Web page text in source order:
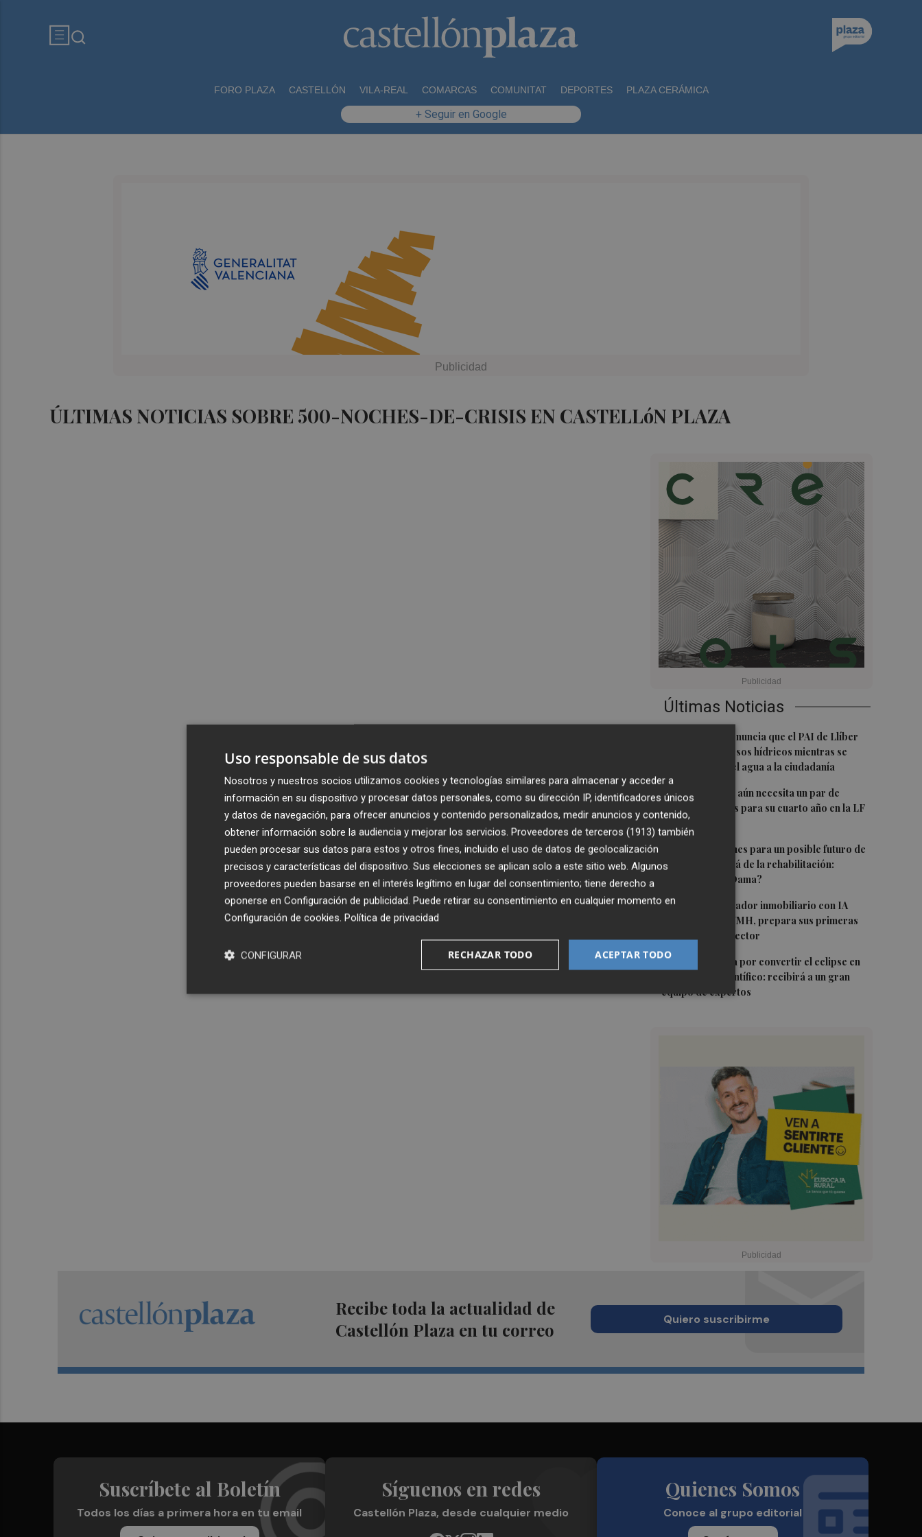
FORO PLAZA CASTELLÓN VILA-REAL COMARCAS COMUNITAT DEPORTES PLAZA CERÁMICA
+ Seguir en Google
ÚLTIMAS NOTICIAS SOBRE 500-NOCHES-DE-CRISIS EN CASTELLóN PLAZA
Últimas Noticias
Salvem la Vall denuncia que el PAI de Llíber
avanza sin recursos hídricos mientras se
exige racionar el agua a la ciudadanía
2 El Hozono Jairis aún necesita un par de
incorporaciones para su cuarto año en la LF
Endesa
3
Ruz ya hace planes para un posible futuro de
Clarisas, más allá de la rehabilitación:
¿retorno de la Dama?
4 ViviFind, el buscador inmobiliario con IA
surgido del PCUMH, prepara sus primeras
alianzas con el sector
5Castelló apuesta por convertir el eclipse en
un referente científico: recibirá a un gran
equipo de expertos
Recibe toda la actualidad de
Castellón Plaza en tu correo
Quiero suscribirme
Suscríbete al Boletín
Todos los días a primera hora en tu email
Síguenos en redes
Castellón Plaza, desde cualquier medio
Quienes Somos
Conoce al grupo editorial
Uso responsable de sus datos
Nosotros y nuestros socios utilizamos cookies y tecnologías similares para almacenar y acceder a
información en su dispositivo y procesar datos personales, como su dirección IP, identificadores únicos
y datos de navegación, para ofrecer anuncios y contenido personalizados, medir anuncios y contenido,
obtener información sobre la audiencia y mejorar los servicios. Proveedores de terceros (1913) también
pueden procesar sus datos para estos y otros fines, incluido el uso de datos de geolocalización
precisos y características del dispositivo. Sus elecciones se aplican solo a este sitio web. Algunos
proveedores pueden basarse en el interés legítimo en lugar del consentimiento; tiene derecho a
oponerse en Configuración de publicidad. Puede retirar su consentimiento en cualquier momento en
Configuración de cookies. Política de privacidad
ACEPTAR TODO
RECHAZAR TODO
CONFIGURAR